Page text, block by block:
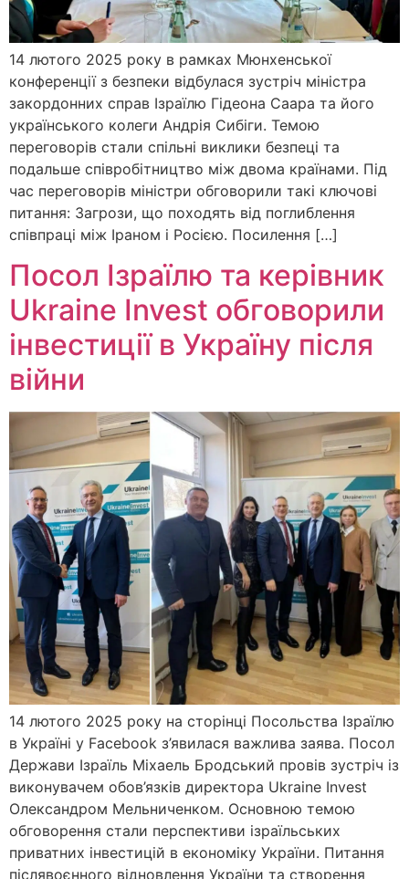
14 лютого 2025 року в рамках Мюнхенської
конференції з безпеки відбулася зустріч міністра
закордонних справ Ізраїлю Гідеона Саара та його
українського колеги Андрія Сибіги. Темою
переговорів стали спільні виклики безпеці та
подальше співробітництво між двома країнами. Під
час переговорів міністри обговорили такі ключові
питання: Загрози, що походять від поглиблення
співпраці між Іраном і Росією. Посилення […]
Посол Ізраїлю та керівник
Ukraine Invest обговорили
інвестиції в Україну після
війни
14 лютого 2025 року на сторінці Посольства Ізраїлю
в Україні у Facebook з’явилася важлива заява. Посол
Держави Ізраїль Міхаель Бродський провів зустріч із
виконувачем обов’язків директора Ukraine Invest
Олександром Мельниченком. Основною темою
обговорення стали перспективи ізраїльських
приватних інвестицій в економіку України. Питання
післявоєнного відновлення України та створення